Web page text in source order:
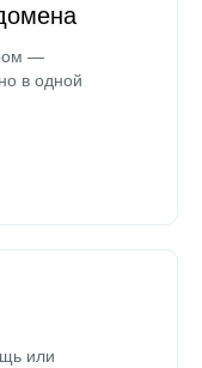
—
в одной
или